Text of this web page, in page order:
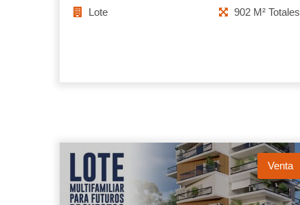
Lote 902 M² Totales
Venta